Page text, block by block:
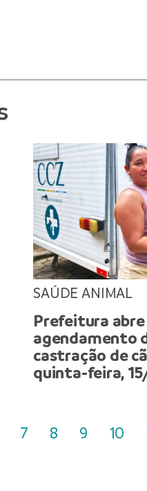
SAÚDE ANIMAL
Prefeitura abre
agendamento
castração de
quinta-feira,
7 8 9 10